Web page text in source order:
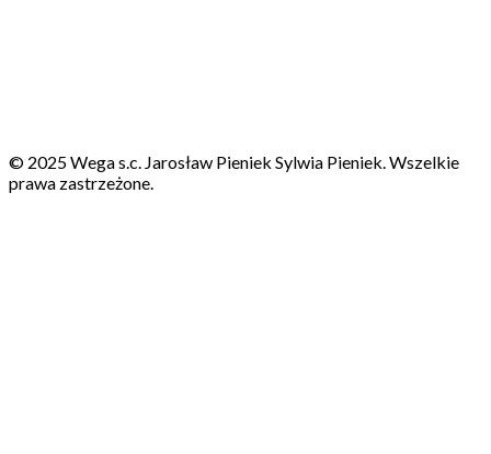
© 2025 Wega s.c. Jarosław Pieniek Sylwia Pieniek. Wszelkie
prawa zastrzeżone.